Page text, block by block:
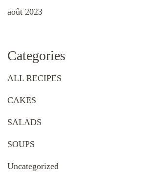
août 2023
Categories
ALL RECIPES
CAKES
SALADS
SOUPS
Uncategorized